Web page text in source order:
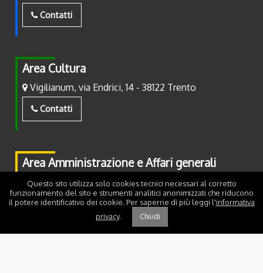
Contatti
Area Cultura
Vigilianum, via Endrici, 14 - 38122 Trento
Contatti
Area Amministrazione e Affari generali
Piazza Fiera, 2 - 38122 Trento
Contatti
Questo sito utilizza solo cookies tecnici necessari al corretto
funzionamento del sito e strumenti analitici anonimizzati che riducono
il potere identificativo dei cookie. Per saperne di più leggi l'informativa
privacy. Chiudi